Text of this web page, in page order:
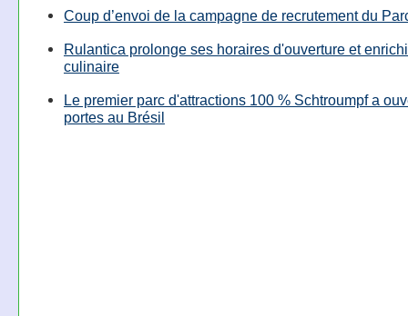
Coup d’envoi de la campagne de recrutement du
Rulantica prolonge ses horaires d'ouverture et
culinaire
Le premier parc d'attractions 100 % Schtroumpf a
portes au Brésil